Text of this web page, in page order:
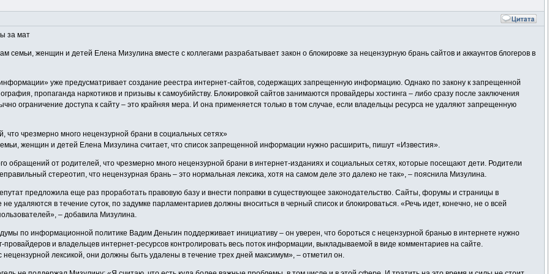
за мат
семьи, женщин и детей Елена Мизулина вместе с коллегами разрабатывает закон о блокировке за нецензурную брань сайтов и аккаунтов блогеров в
уже предусматривает создание реестра интернет-сайтов, содержащих запрещенную информацию. Однако по закону к запрещенной
пропаганда наркотиков и призывы к самоубийству. Блокировкой сайтов занимаются провайдеры хостинга – либо сразу после заключения
ограничение доступа к сайту – это крайняя мера. И она применяется только в том случае, если владельцы ресурса не удаляют запрещенную
что чрезмерно много нецензурной брани в социальных сетях»
женщин и детей Елена Мизулина считает, что список запрещенной информации нужно расширить, пишут «Известия».
обращений от родителей, что чрезмерно много нецензурной брани в интернет-изданиях и социальных сетях, которые посещают дети. Родители
стереотип, что нецензурная брань – это нормальная лексика, хотя на самом деле это далеко не так», – пояснила Мизулина.
предложила еще раз проработать правовую базу и внести поправки в существующее законодательство. Сайты, форумы и страницы в
удаляются в течение суток, по задумке парламентариев должны вноситься в черный список и блокироваться. «Речь идет, конечно, не о всей
– добавила Мизулина.
по информационной политике Вадим Деньгин поддерживает инициативу – он уверен, что бороться с нецензурной бранью в интернете нужно
и владельцев интернет-ресурсов контролировать весь поток информации, выкладываемой в виде комментариев на сайте.
лексикой, они должны быть удалены в течение трех дней максимум», – отметил он.